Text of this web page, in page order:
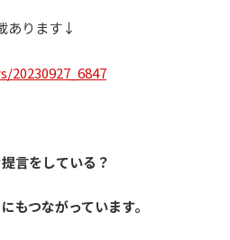
あります↓
言をしている？
もつながっています。